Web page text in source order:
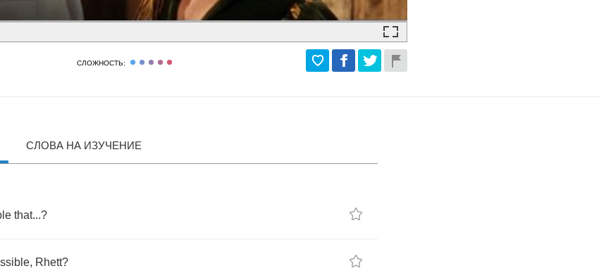
СЛОЖНОСТЬ:
СЛОВА НА ИЗУЧЕНИЕ
that...?
, Rhett?